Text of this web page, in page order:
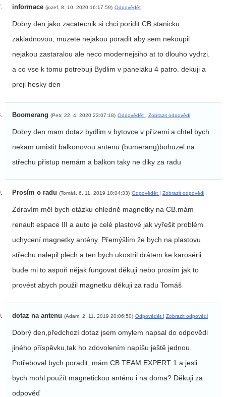
informace (jozef, 8. 10. 2020 16:17:59) Odpovědět
Dobry den jako zacatecnik si chci poridit CB stanicku
zakladnovou, muzete nejakou poradit aby sem nekoupil
nejakou zastaralou ale neco modernejsiho at to dlouho vydrzi.
a co vse k tomu potrebuji Bydlim v panelaku 4 patro. dekuji a
preji hesky den
Boomerang (Petr, 22. 4. 2020 23:07:18) Odpovědět | Zobrazit odpovědi
Dobry den mam dotaz bydlim v bytovce v přizemi a chtel bych
nekam umistit balkonovou antenu (bumerang)bohuzel na
střechu přistup nemám a balkon taky ne diky za radu
Prosím o radu (Tomáš, 6. 11. 2019 18:04:33) Odpovědět | Zobrazit odpovědi
Zdravím měl bych otázku ohledně magnetky na CB.mám
renault espace III a auto je celé plastové jak vyřešit problém
uchycení magnetky antény. Přemýšlím že bych na plastovu
střechu nalepil plech a ten bych ukostril drátem ke karosérii
bude mi to aspoň nějak fungovat děkuji nebo prosím jak to
provést abych použil magnetku děkuji za radu Tomáš
dotaz na antenu (Adam, 2. 11. 2019 20:06:50) Odpovědět | Zobrazit odpovědi
Dobrý den,předchozí dotaz jsem omylem napsal do odpovědi
jiného příspěvku,tak ho zdovolením napíšu ještě jednou.
Potřeboval bych poradit, mám CB TEAM EXPERT 1 a jesli
bych mohl použít magnetickou anténu i na doma? Děkuji za
odpověď